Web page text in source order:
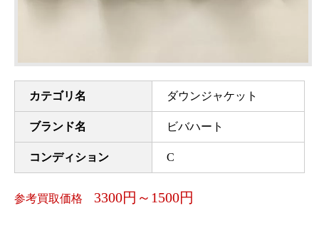
カテゴリ名 ダウンジャケット
ブランド名 ビバハート
コンディション C
参考買取価格 3300円～1500円